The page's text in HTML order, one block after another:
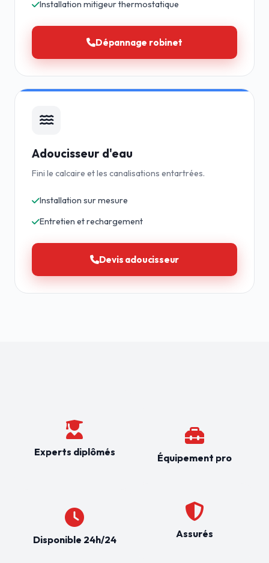
Installation mitigeur thermostatique
Dépannage robinet
Adoucisseur d'eau
Fini le calcaire et les canalisations entartrées.
Installation sur mesure
Entretien et rechargement
Devis adoucisseur
Experts diplômés
Disponible 24h/24
Équipement pro
Assurés